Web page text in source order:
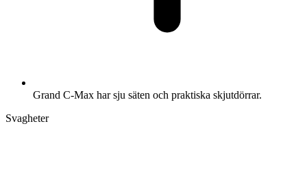
Grand C-Max har sju säten och praktiska skjutdörrar.
Svagheter